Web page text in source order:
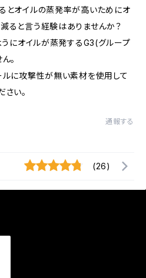
とオイルの蒸発率が高いためにオ
ると言う経験はありませんか？
にオイルが蒸発するG3(グループ
。
に攻撃性が無い素材を使用して
い。
通報する
(26)